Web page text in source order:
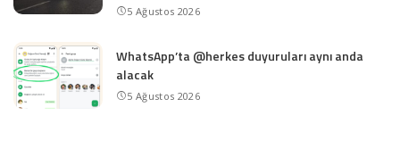
5 Ağustos 2026
WhatsApp’ta @herkes duyuruları aynı anda
alacak
5 Ağustos 2026